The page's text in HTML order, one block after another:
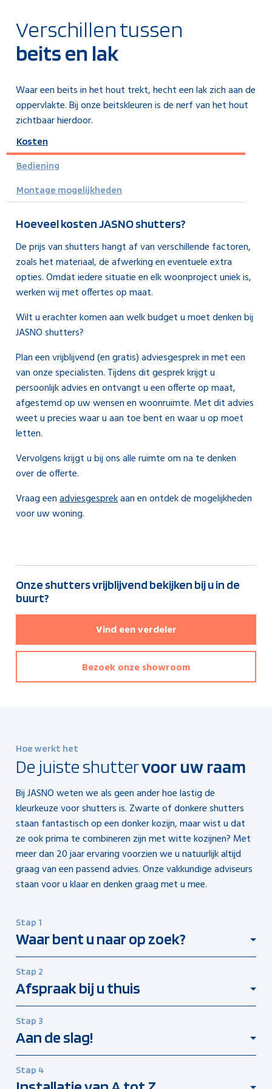
Verschillen tussen
beits en lak
Waar een beits in het hout trekt, hecht een lak zich aan de
oppervlakte. Bij onze beitskleuren is de nerf van het hout
zichtbaar hierdoor.
Kosten
Bediening
Montage mogelijkheden
Hoeveel kosten JASNO shutters?
De prijs van shutters hangt af van verschillende factoren,
zoals het materiaal, de afwerking en eventuele extra
opties. Omdat iedere situatie en elk woonproject uniek is,
werken wij met offertes op maat.
Wilt u erachter komen aan welk budget u moet denken bij
JASNO shutters?
Plan een vrijblijvend (en gratis) adviesgesprek in met een
van onze specialisten. Tijdens dit gesprek krijgt u
persoonlijk advies en ontvangt u een offerte op maat,
afgestemd op uw wensen en woonruimte. Met dit advies
weet u precies waar u aan toe bent en waar u op moet
letten.
Vervolgens krijgt u bij ons alle ruimte om na te denken
over de offerte.
Vraag eenadviesgesprekaan en ontdek de mogelijkheden
voor uw woning.
Onze shutters vrijblijvend bekijken bij u in de
buurt?
Vind een verdeler
Bezoek onze showroom
Hoe werkt het
De juiste shuttervoor uw raam
Bij JASNO weten we als geen ander hoe lastig de
kleurkeuze voor shutters is. Zwarte of donkere shutters
staan fantastisch op een donker kozijn, maar wist u dat
ze ook prima te combineren zijn met witte kozijnen? Met
meer dan 20 jaar ervaring voorzien we u natuurlijk altijd
graag van een passend advies. Onze vakkundige adviseurs
staan voor u klaar en denken graag met u mee.
Stap 1
Waar bent u naar op zoek?
Stuur ons een mail, bel of kom langs in onzeshowroom.
Een van onze specialisten vertelt u graag wat de
mogelijkheden zijn met onze producten en geeft u een
prijsindicatie. De koffie staat voor u klaar!
Stap 2
Afspraak bij u thuis
We komen graag bij u thuis om de ramen op te meten.
Onze inmeetadviseur bespreekt de precieze mogelijkheden
en montageopties voor uw ramen. Blij met de offerte? We
kunnen de opdracht direct na uw akkoord in productie
nemen.
Stap 3
Aan de slag!
Omdat we snel kunnen schakelen, is het mogelijk om uw
opdracht meteen in productie te nemen. Alle producten
Stap 4